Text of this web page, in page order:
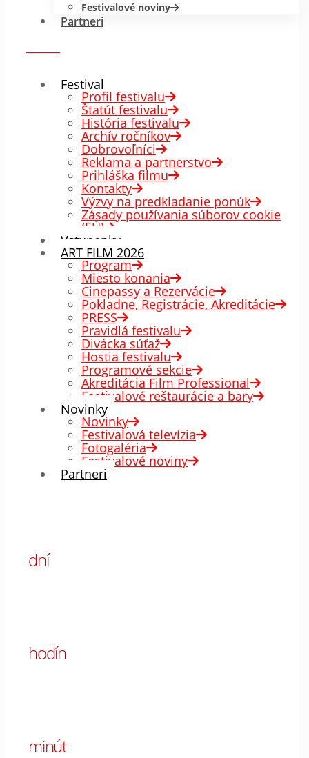
Festivalové noviny
Partneri
Festival
Profil festivalu
Štatút festivalu
História festivalu
Archív ročníkov
Dobrovoľníci
Reklama a partnerstvo
Prihláška filmu
Kontakty
Výzvy na predkladanie ponúk
Zásady používania súborov cookie
(EÚ)
Vstupenky
ART FILM 2026
Program
Miesto konania
Cinepassy a Rezervácie
Pokladne, Registrácie, Akreditácie
PRESS
Pravidlá festivalu
Divácka súťaž
Hostia festivalu
Programové sekcie
Akreditácia Film Professional
Festivalové reštaurácie a bary
Novinky
Novinky
Festivalová televízia
Fotogaléria
Festivalové noviny
Partneri
dní
hodín
minút